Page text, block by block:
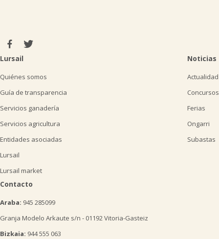
Lursail
Quiénes somos
Guía de transparencia
Servicios ganadería
Servicios agricultura
Entidades asociadas
Lursail
Lursail market
Noticias
Actualidad
Concursos
Ferias
Ongarri
Subastas
Contacto
Araba: 945 285099
Granja Modelo Arkaute s/n - 01192 Vitoria-Gasteiz
Bizkaia: 944 555 063